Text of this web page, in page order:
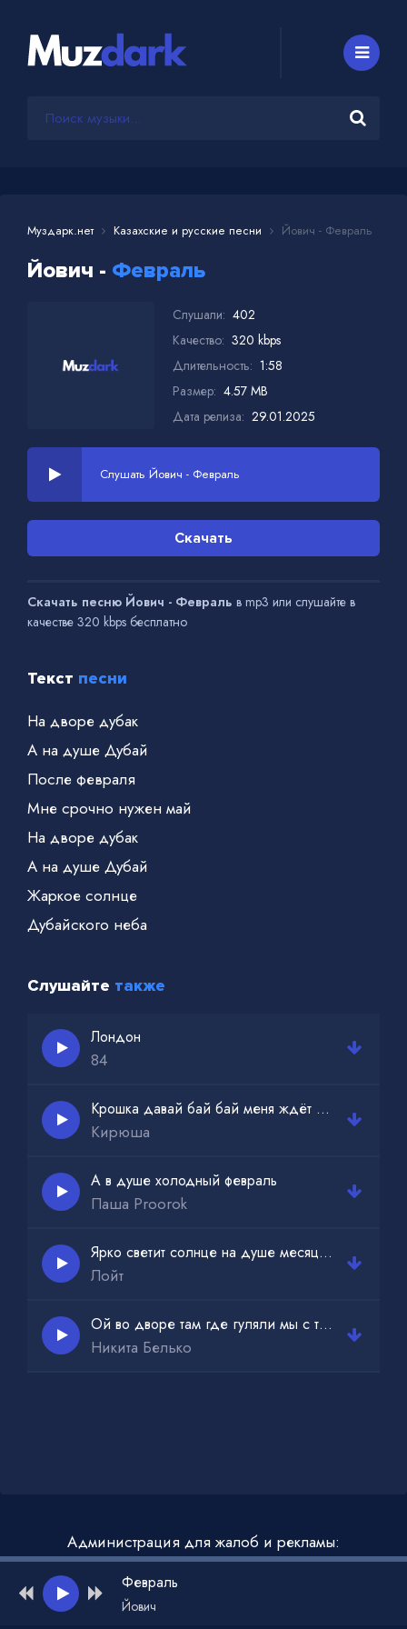
Муздарк.нет Казахские и русские песни Йович - Февраль
Йович - Февраль
Слушали: 402
Качество: 320 kbps
Длительность: 1:58
Размер: 4.57 MB
Дата релиза: 29.01.2025
Слушать Йович - Февраль
Скачать
Скачать песню Йович - Февраль в mp3 или слушайте в
качестве 320 kbps бесплатно
Текст песни
На дворе дубак
А на душе Дубай
После февраля
Мне срочно нужен май
На дворе дубак
А на душе Дубай
Жаркое солнце
Дубайского неба
Слушайте также
Лондон
84
Крошка давай бай бай меня ждёт мой Дубай
Кирюша
А в душе холодный февраль
Паша Proorok
Ярко светит солнце на душе месяц май
Лойт
Ой во дворе там где гуляли мы с тобой до темна
Никита Белько
Администрация для жалоб и рекламы:
admin@muzdark.net
Февраль
Йович